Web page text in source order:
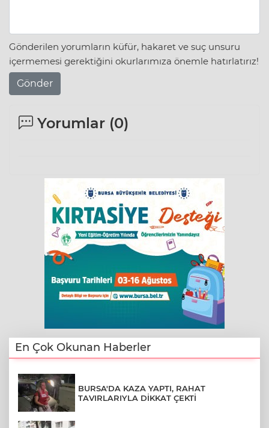
Gönderilen yorumların küfür, hakaret ve suç unsuru
içermemesi gerektiğini okurlarımıza önemle hatırlatırız!
Gönder
Yorumlar (0)
En Çok Okunan Haberler
BURSA'DA KAZA YAPTI, RAHAT
TAVIRLARIYLA DİKKAT ÇEKTİ